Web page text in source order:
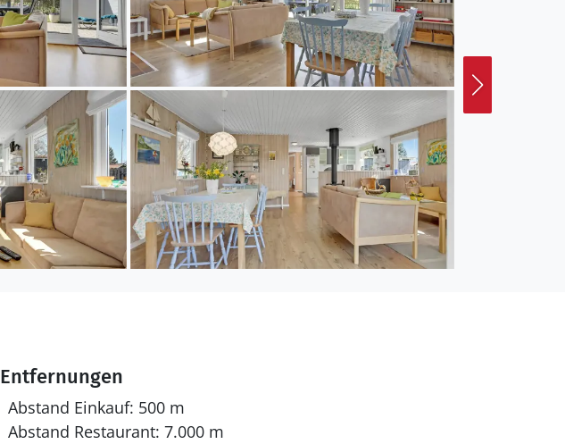
Entfernungen
Abstand Einkauf: 500 m
Abstand Restaurant: 7.000 m